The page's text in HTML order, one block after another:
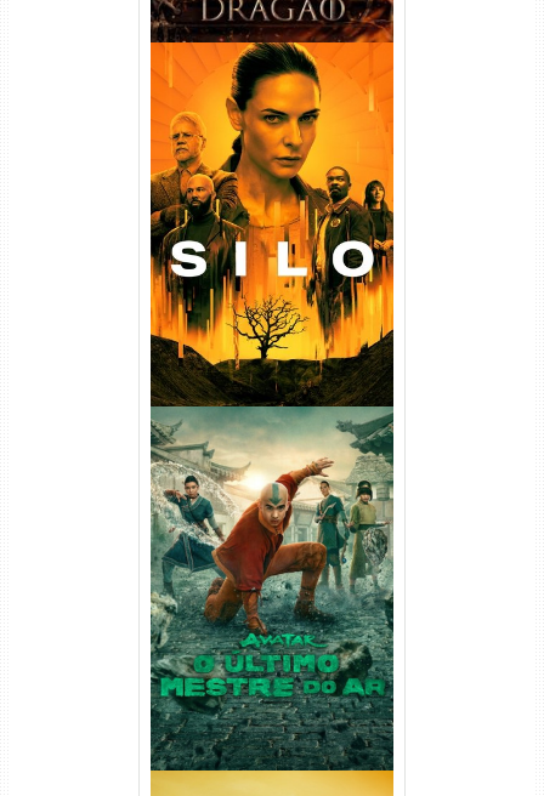
Silo 1ª Temporada Torrent
(2023) WEB-DL
720p/1080p/4K Dual Áudio
Avatar: O Último Mestre do
Ar 2ª Temporada Torrent
(2026) WEB-DL 1080p Dual
Áudio